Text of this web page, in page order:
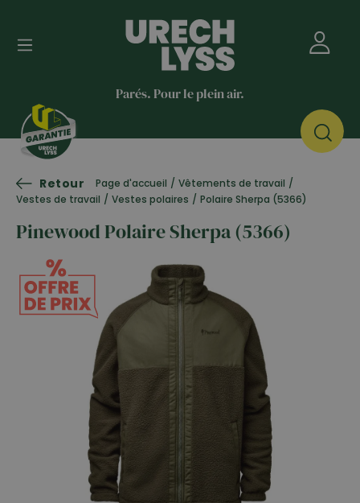
Parés. Pour le plein air.
Retour Page d'accueil / Vêtements de travail /
Vestes de travail / Vestes polaires / Polaire Sherpa (5366)
Pinewood Polaire Sherpa (5366)